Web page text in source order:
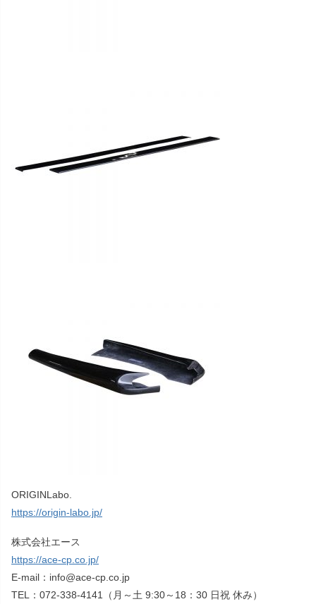
ORIGINLabo.
https://origin-labo.jp/
株式会社エース
https://ace-cp.co.jp/
E-mail：info@ace-cp.co.jp
TEL：072-338-4141（月～土 9:30～18：30 日祝 休み）